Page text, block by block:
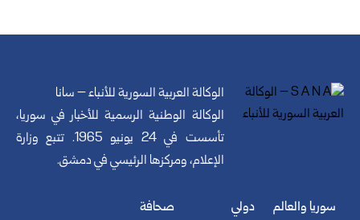
الوكالة العربية السورية للأنباء – سانا
الوكالة الوطنية الرسمية للأخبار في سوريا،
تأسست في 24 يونيو 1965. تتبع وزارة
الإعلام، ومركزها الرئيسي في دمشق.
سوريا والعالم
دولي
صحافة